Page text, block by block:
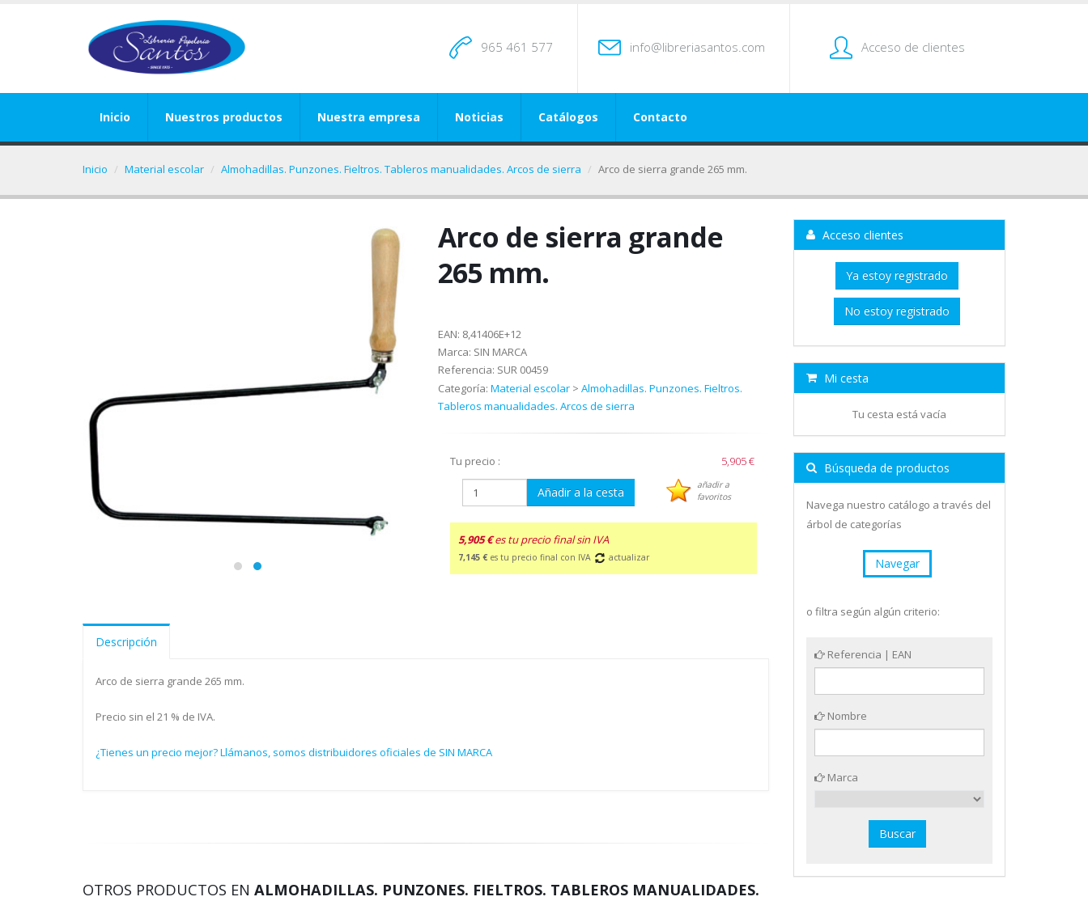
965 461 577 info@libreriasantos.com Acceso de clientes
Inicio Nuestros productos Nuestra empresa Noticias Catálogos Contacto
Inicio Material escolar Almohadillas. Punzones. Fieltros. Tableros manualidades. Arcos de sierra Arco de sierra grande 265 mm.
Arco de sierra grande
265 mm.
EAN: 8,41406E+12
Marca: SIN MARCA
Referencia: SUR 00459
Categoría: Material escolar> Almohadillas. Punzones. Fieltros.
Tableros manualidades. Arcos de sierra
Tu precio : 5,905 €
Añadir a la cesta
añadir a
favoritos
5,905 €es tu precio final sin IVA
7,145 € es tu precio final con IVA actualizar
Descripción
Arco de sierra grande 265 mm.
Precio sin el 21 % de IVA.
¿Tienes un precio mejor? Llámanos, somos distribuidores oficiales de SIN MARCA
OTROS PRODUCTOS EN ALMOHADILLAS. PUNZONES. FIELTROS. TABLEROS MANUALIDADES.
Acceso clientes
Ya estoy registrado
No estoy registrado
Mi cesta
Tu cesta está vacía
Búsqueda de productos
Navega nuestro catálogo a través del
árbol de categorías
Navegar
o filtra según algún criterio:
Referencia | EAN
Nombre
Marca